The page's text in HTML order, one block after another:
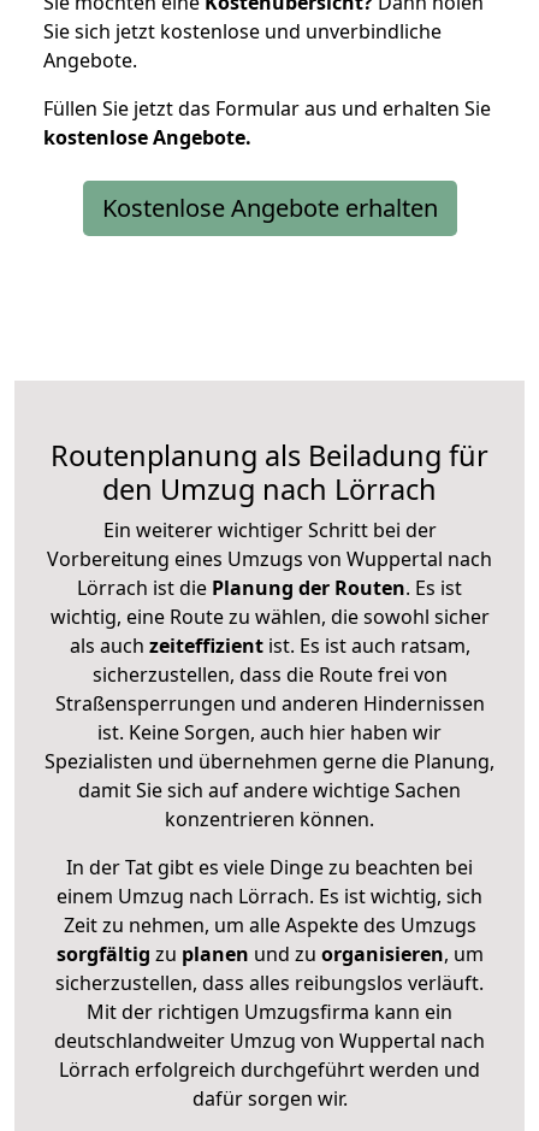
Sie sich jetzt kostenlose und unverbindliche
Angebote.
Füllen Sie jetzt das Formular aus und erhalten Sie
kostenloseAngebote.
Kostenlose Angebote erhalten
Routenplanung als Beiladung für
den Umzug nach Lörrach
Ein weiterer wichtiger Schritt bei der
Vorbereitung eines Umzugs von Wuppertal nach
Lörrach ist die Planung der Routen. Es ist
wichtig, eine Route zu wählen, die sowohl sicher
als auch zeiteffizientist. Es ist auch ratsam,
sicherzustellen, dass die Route frei von
Straßensperrungen und anderen Hindernissen
ist. Keine Sorgen, auch hier haben wir
Spezialisten und übernehmen gerne die Planung,
damit Sie sich auf andere wichtige Sachen
konzentrieren können.
In der Tat gibt es viele Dinge zu beachten bei
einem Umzug nach Lörrach. Es ist wichtig, sich
Zeit zu nehmen, um alle Aspekte des Umzugs
sorgfältig zu planen und zu organisieren, um
sicherzustellen, dass alles reibungslos verläuft.
Mit der richtigen Umzugsfirma kann ein
deutschlandweiter Umzug von Wuppertal nach
Lörrach erfolgreich durchgeführt werden und
dafür sorgen wir.